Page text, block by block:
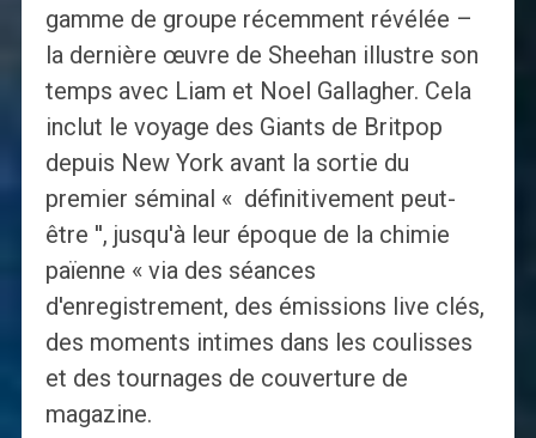
gamme de groupe récemment révélée –
la dernière œuvre de Sheehan illustre son
temps avec Liam et Noel Gallagher. Cela
inclut le voyage des Giants de Britpop
depuis New York avant la sortie du
premier séminal « définitivement peut-
être '', jusqu'à leur époque de la chimie
païenne « via des séances
d'enregistrement, des émissions live clés,
des moments intimes dans les coulisses
et des tournages de couverture de
magazine.